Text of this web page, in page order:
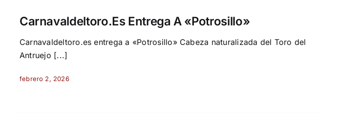
Carnavaldeltoro.es Entrega A «Potrosillo»
Carnavaldeltoro.es entrega a «Potrosillo» Cabeza naturalizada del Toro del
Antruejo [...]
febrero 2, 2026